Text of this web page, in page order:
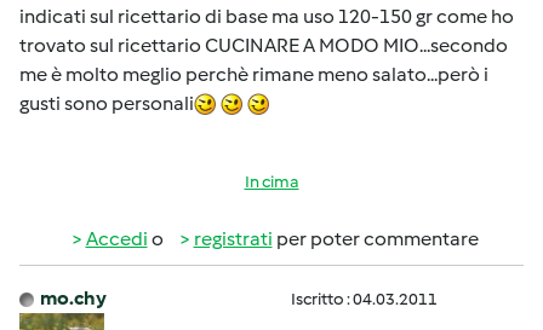
indicati sul ricettario di base ma uso 120-150 gr come ho
trovato sul ricettario CUCINARE A MODO MIO...secondo
me è molto meglio perchè rimane meno salato...però i
gusti sono personali
In cima
Accedi o registrati per poter commentare
mo.chy Iscritto : 04.03.2011